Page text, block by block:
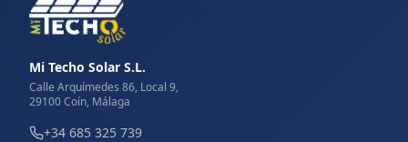
Mi Techo Solar S.L.
Calle Arquímedes 86, Local 9,
29100 Coín, Málaga
+34 685 325 739